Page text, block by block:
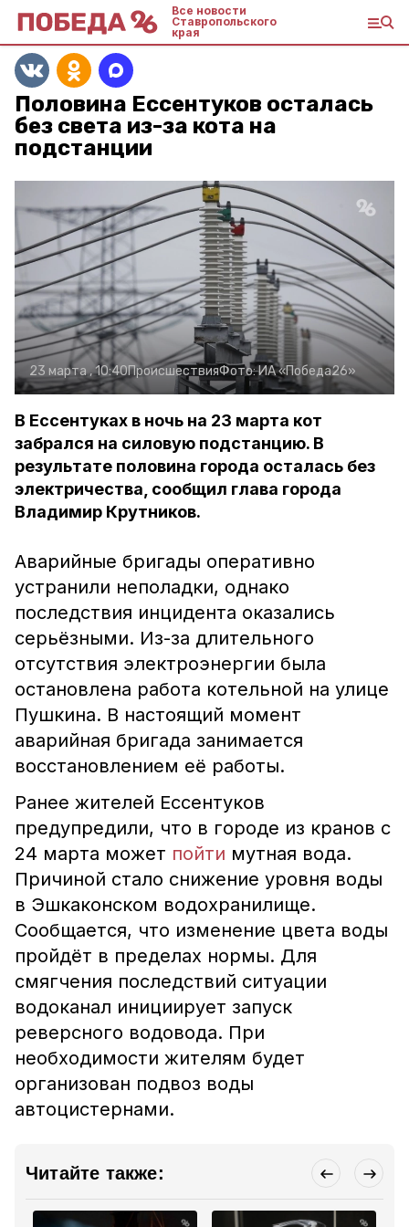
Все новости
Ставропольского
края
Половина Ессентуков осталась
без света из-за кота на
подстанции
23 марта , 10:40ПроисшествияФото:ИА «Победа26»
В Ессентуках в ночь на 23 марта кот
забрался на силовую подстанцию. В
результате половина города осталась без
электричества, сообщил глава города
Владимир Крутников.
Аварийные бригады оперативно
устранили неполадки, однако
последствия инцидента оказались
серьёзными. Из-за длительного
отсутствия электроэнергии была
остановлена работа котельной на улице
Пушкина. В настоящий момент
аварийная бригада занимается
восстановлением её работы.
Ранее жителей Ессентуков
предупредили, что в городе из кранов с
24 марта может пойти мутная вода.
Причиной стало снижение уровня воды
в Эшкаконском водохранилище.
Сообщается, что изменение цвета воды
пройдёт в пределах нормы. Для
смягчения последствий ситуации
водоканал инициирует запуск
реверсного водовода. При
необходимости жителям будет
организован подвоз воды
автоцистернами.
Читайте также: